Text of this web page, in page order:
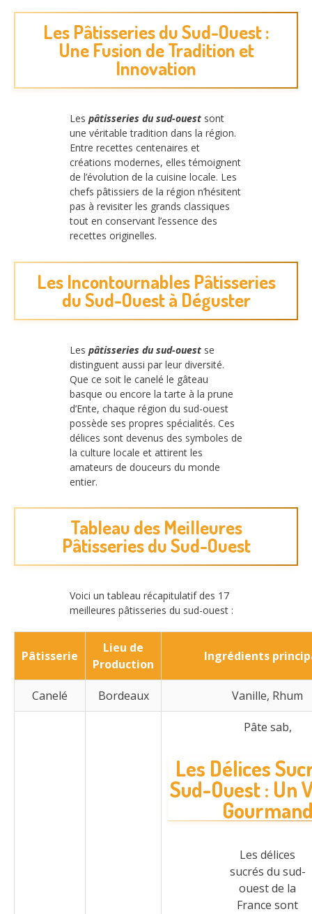
Les Pâtisseries du Sud-Ouest :
Une Fusion de Tradition et
Innovation
Les pâtisseries du sud-ouest sont
une véritable tradition dans la région.
Entre recettes centenaires et
créations modernes, elles témoignent
de l’évolution de la cuisine locale. Les
chefs pâtissiers de la région n’hésitent
pas à revisiter les grands classiques
tout en conservant l’essence des
recettes originelles.
Les Incontournables Pâtisseries
du Sud-Ouest à Déguster
Les pâtisseries du sud-ouest se
distinguent aussi par leur diversité.
Que ce soit le canelé le gâteau
basque ou encore la tarte à la prune
d’Ente, chaque région du sud-ouest
possède ses propres spécialités. Ces
délices sont devenus des symboles de
la culture locale et attirent les
amateurs de douceurs du monde
entier.
Tableau des Meilleures
Pâtisseries du Sud-Ouest
Voici un tableau récapitulatif des 17
meilleures pâtisseries du sud-ouest :
Pâtisserie
Lieu de
Production
Ingrédients
Canelé Bordeaux Vanille, Rhum
Pâte sab,
Les Délices
Sud-Ouest : Un
Les délices
sucrés du sud-
ouest de la
France sont